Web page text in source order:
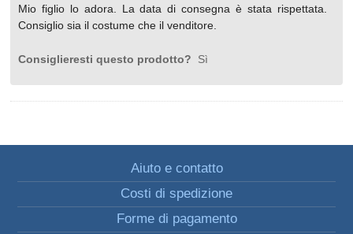
Mio figlio lo adora. La data di consegna è stata rispettata.
Consiglio sia il costume che il venditore.
Consiglieresti questo prodotto? Sì
Aiuto e contatto
Costi di spedizione
Forme di pagamento